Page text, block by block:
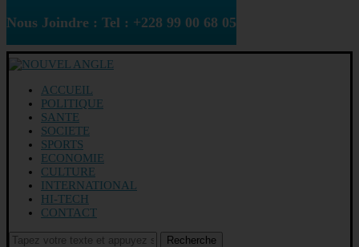
Nous Joindre : Tel : +228 99 00 68 05
ACCUEIL
POLITIQUE
SANTE
SOCIETE
SPORTS
ECONOMIE
CULTURE
INTERNATIONAL
HI-TECH
CONTACT
Recherche